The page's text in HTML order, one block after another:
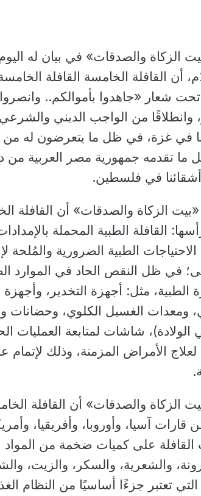
2024م، أن القافلة الخامسة القافلة
شعار «جاهدوا بأموالكم..
وانطلاقًا من الواجب الديني والشرعي
في غزة، في ظل ما يتعرضون له من
تقدمه جمهورية مصر العربية من
في فلسطين.
الزكاة والصدقات» أن القافلة
القافلة الطبية المحملة
الاحتياجات الطبية الضرورية
في ظل النقص الحاد في الموارد
الطبية، مثل: أجهزة التخدير،
ومعدات الغسيل الكلوي، وحضانات
الولادة)، شاشات لمتابعة العمليات
لعلاج الأمراض المزمنة، وذلك لإتمام
قارات آسيا، وأوروبا، وأفريقيا،
على كميات ضخمة من المواد
والشعرية، والسكر، والزيت،
التي تعتبر جزءًا أساسيًا من النظام